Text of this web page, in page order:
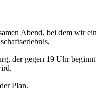
Abend, bei dem wir ein
der gegen 19 Uhr beginnt
Plan.